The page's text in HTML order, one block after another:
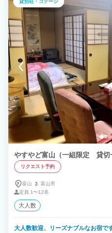
貸別荘・コテージ
やすやど富山（一組限定 貸切
リクエスト予約
富山
富山市
定員 1〜12名
大人数
大人数歓迎、リーズナブルなお宿で